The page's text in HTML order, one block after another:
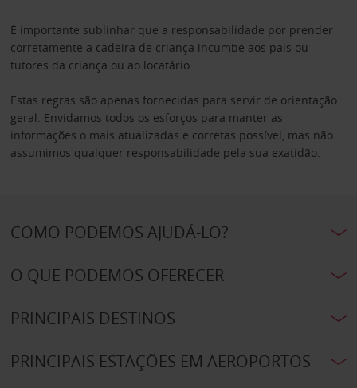
É importante sublinhar que a responsabilidade por prender
corretamente a cadeira de criança incumbe aos pais ou
tutores da criança ou ao locatário.
Estas regras são apenas fornecidas para servir de orientação
geral. Envidamos todos os esforços para manter as
informações o mais atualizadas e corretas possível, mas não
assumimos qualquer responsabilidade pela sua exatidão.
COMO PODEMOS AJUDÁ-LO?
O QUE PODEMOS OFERECER
PRINCIPAIS DESTINOS
PRINCIPAIS ESTAÇÕES EM AEROPORTOS